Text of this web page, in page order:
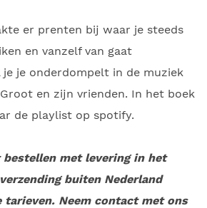
er prenten bij waar je steeds
en vanzelf van gaat
je onderdompelt in de muziek
en zijn vrienden. In het boek
de playlist op spotify.
met levering in het
buiten Nederland
tarieven. Neem contact met ons